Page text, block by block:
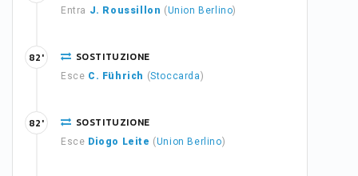
Entra J. Roussillon (Union Berlino)
SOSTITUZIONE
Esce C. Führich (Stoccarda)
82'
SOSTITUZIONE
Esce Diogo Leite (Union Berlino)
82'